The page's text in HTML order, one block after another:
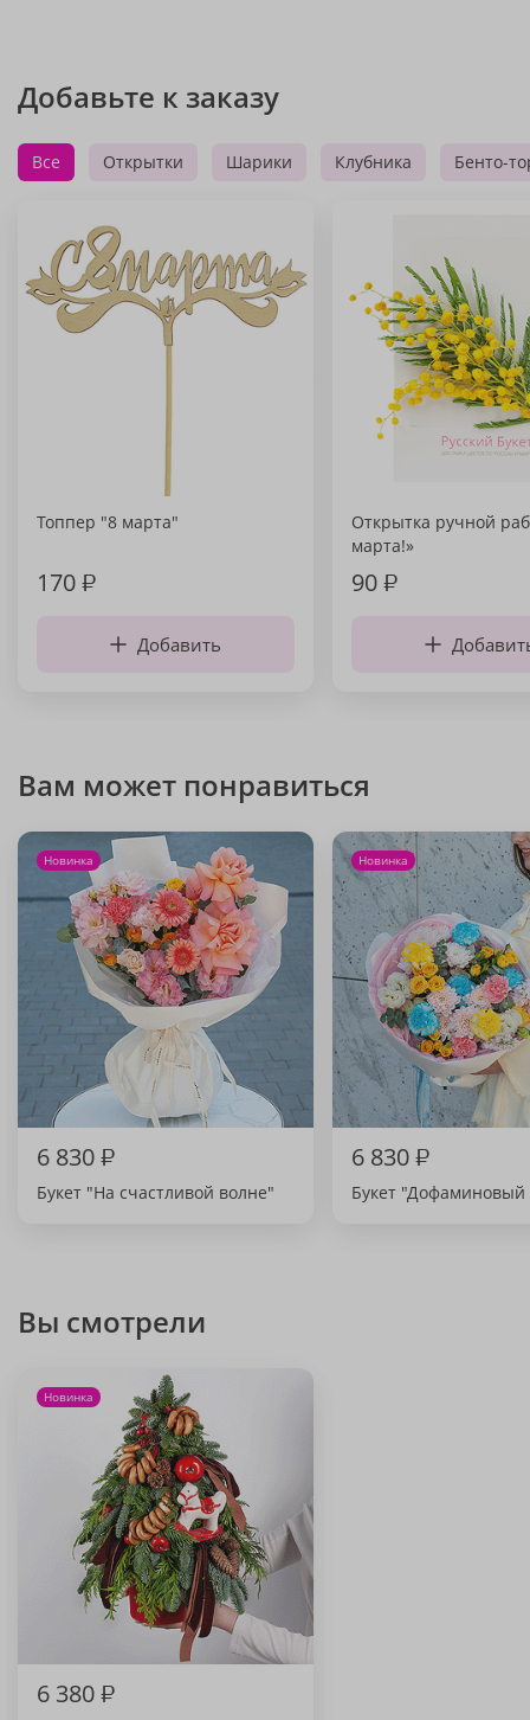
Добавьте к заказу
Все Открытки Шарики Клубника Бенто-
Топпер "8 марта"
170₽
Добавить
Открытка ручной
марта!»
90₽
Вам может понравиться
Новинка
6 830₽
Букет "На счастливой волне"
Новинка
6 830₽
Букет "Дофаминовый
Вы смотрели
Новинка
6 380₽